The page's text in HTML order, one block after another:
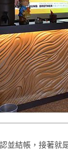
並結帳，接著就